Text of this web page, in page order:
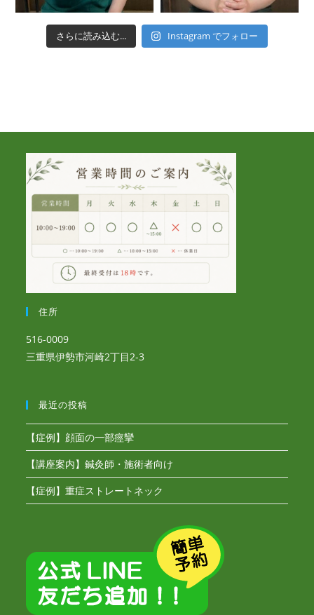
さらに読み込む... Instagram でフォロー
住所
516-0009
三重県伊勢市河崎2丁目2-3
最近の投稿
【症例】顔面の一部痙攣
【講座案内】鍼灸師・施術者向け
【症例】重症ストレートネック